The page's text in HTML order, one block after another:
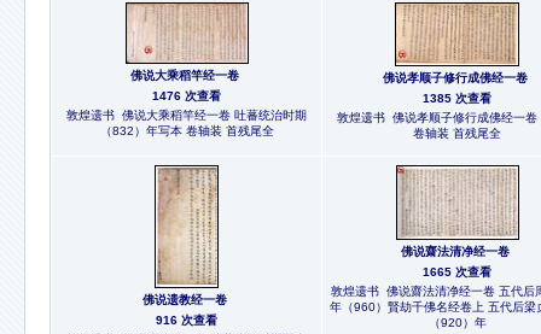
佛说大乘稻竿经一卷
1476 次查看
敦煌遗书 佛说大乘稻竿经一卷 吐蕃统治时期
（832）年写本 卷轴装 首残尾全
佛说孝顺子修行成佛经一卷
1385 次查看
敦煌遗书 佛说孝顺子修行成佛经一卷
卷轴装 首残尾全
佛说遗教经一卷
916 次查看
佛说齋法清净经一卷
1665 次查看
敦煌遗书 佛说齋法清净经一卷 五代后
年（960）賢劫千佛名经卷上 五代后梁
（920）年